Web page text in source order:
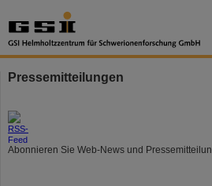
Pressemitteilungen
Abonnieren Sie Web-News und